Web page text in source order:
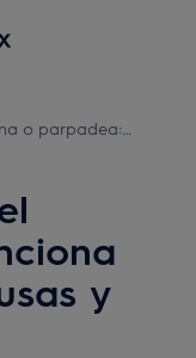
o parpadea:
y